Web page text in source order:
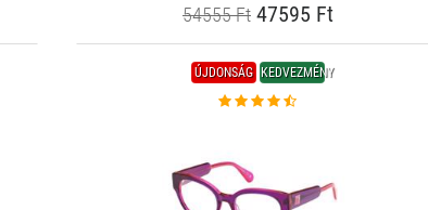
54555 Ft47595 Ft
ÚJDONSÁG KEDVEZMÉNY